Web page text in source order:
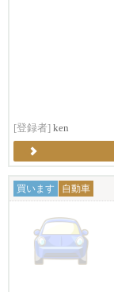
[登録者] ken
買います 自動車